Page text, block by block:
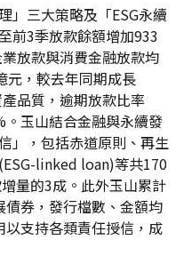
」三大策略及「ESG永續
前3季放款餘額增加933
放款與消費金融放款均
元，較去年同期成長
品質，逾期放款比率
玉山結合金融與永續發
」，包括赤道原則、再生
linked loan)等共170
量的3成。此外玉山累計
券，發行檔數、金額均
支持各類責任授信，成